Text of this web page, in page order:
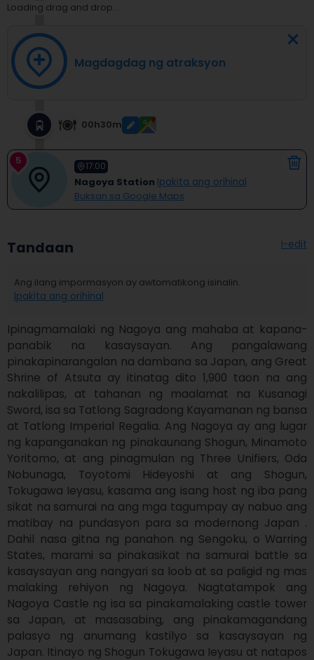
Loading drag and drop...
Magdagdag ng atraksyon
00h30m
5 17:00
Nagoya Station Ipakita ang orihinal
Buksan sa Google Maps
Tandaan I-edit
Ang ilang impormasyon ay awtomatikong isinalin.
Ipakita ang orihinal
Ipinagmamalaki ng Nagoya ang mahaba at kapana-
panabik na kasaysayan. Ang pangalawang
pinakapinarangalan na dambana sa Japan, ang Great
Shrine of Atsuta ay itinatag dito 1,900 taon na ang
nakalilipas, at tahanan ng maalamat na Kusanagi
Sword, isa sa Tatlong Sagradong Kayamanan ng bansa
at Tatlong Imperial Regalia. Ang Nagoya ay ang lugar
ng kapanganakan ng pinakaunang Shogun, Minamoto
Yoritomo, at ang pinagmulan ng Three Unifiers, Oda
Nobunaga, Toyotomi Hideyoshi at ang Shogun,
Tokugawa Ieyasu, kasama ang isang host ng iba pang
sikat na samurai na ang mga tagumpay ay nabuo ang
matibay na pundasyon para sa modernong Japan .
Dahil nasa gitna ng panahon ng Sengoku, o Warring
States, marami sa pinakasikat na samurai battle sa
kasaysayan ang nangyari sa loob at sa paligid ng mas
malaking rehiyon ng Nagoya. Nagtatampok ang
Nagoya Castle ng isa sa pinakamalaking castle tower
sa Japan, at masasabing, ang pinakamagandang
palasyo ng anumang kastilyo sa kasaysayan ng
Japan. Itinayo ng Shogun Tokugawa Ieyasu at natapos